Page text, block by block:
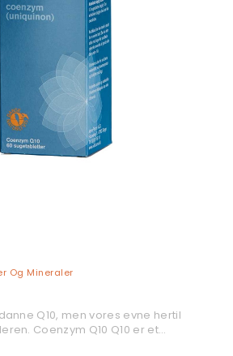
LÆS MERE
Og Mineraler
Q10, men vores evne hertil
Coenzym Q10 Q10 er et…